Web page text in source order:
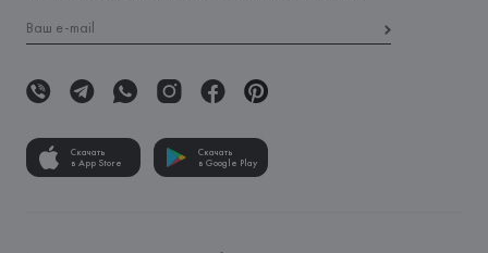
Скачать
в App Store
Скачать
в Google Play